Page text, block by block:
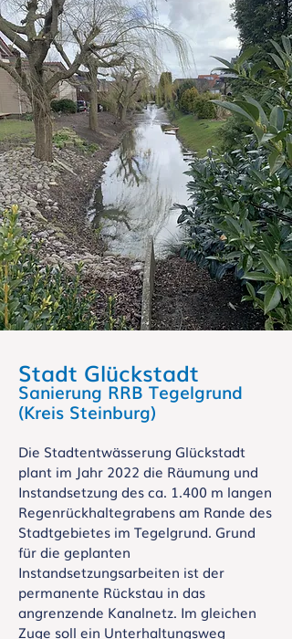
Stadt Glückstadt
Sanierung RRB Tegelgrund
(Kreis Steinburg)
Die Stadtentwässerung Glückstadt
plant im Jahr 2022 die Räumung und
Instandsetzung des ca. 1.400 m langen
Regenrückhaltegrabens am Rande des
Stadtgebietes im Tegelgrund. Grund
für die geplanten
Instandsetzungsarbeiten ist der
permanente Rückstau in das
angrenzende Kanalnetz. Im gleichen
Zuge soll ein Unterhaltungsweg